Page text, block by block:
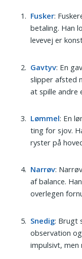
Fusker:
betaling. Han
levevej er
Gavtyv: En
slipper afsted
at spille andre
Lømmel: En
ting for sjov.
ryster på
Narrøv:
af balance.
overlegen
Snedig: Brugt
observation
impulsivt,